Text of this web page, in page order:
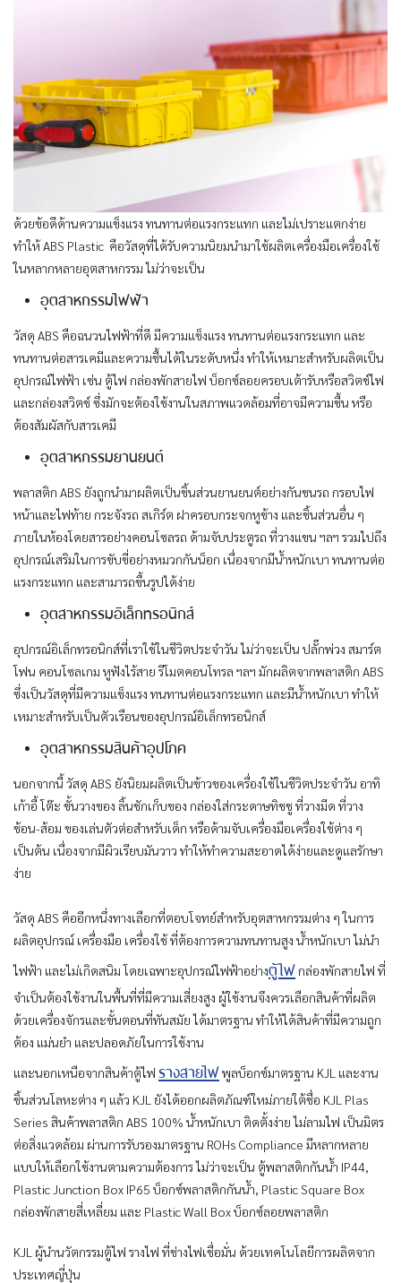
ด้วยข้อดีด้านความแข็งแรง ทนทานต่อแรงกระแทก และไม่เปราะแตกง่าย
ทำให้ ABS Plastic คือวัสดุที่ได้รับความนิยมนำมาใช้ผลิตเครื่องมือเครื่องใช้
ในหลากหลายอุตสาหกรรม ไม่ว่าจะเป็น
อุตสาหกรรมไฟฟ้า
วัสดุ ABS คือฉนวนไฟฟ้าที่ดี มีความแข็งแรง ทนทานต่อแรงกระแทก และ
ทนทานต่อสารเคมีและความชื้นได้ในระดับหนึ่ง ทำให้เหมาะสำหรับผลิตเป็น
อุปกรณ์ไฟฟ้า เช่น ตู้ไฟ กล่องพักสายไฟ บ็อกซ์ลอยครอบเต้ารับหรือสวิตช์ไฟ
และกล่องสวิตช์ ซึ่งมักจะต้องใช้งานในสภาพแวดล้อมที่อาจมีความชื้น หรือ
ต้องสัมผัสกับสารเคมี
อุตสาหกรรมยานยนต์
พลาสติก ABS ยังถูกนำมาผลิตเป็นชิ้นส่วนยานยนต์อย่างกันชนรถ กรอบไฟ
หน้าและไฟท้าย กระจังรถ สเกิร์ต ฝาครอบกระจกหูช้าง และชิ้นส่วนอื่น ๆ
ภายในห้องโดยสารอย่างคอนโซลรถ ด้ามจับประตูรถ ที่วางแขน ฯลฯ รวมไปถึง
อุปกรณ์เสริมในการขับขี่อย่างหมวกกันน็อก เนื่องจากมีน้ำหนักเบา ทนทานต่อ
แรงกระแทก และสามารถขึ้นรูปได้ง่าย
อุตสาหกรรมอิเล็กทรอนิกส์
อุปกรณ์อิเล็กทรอนิกส์ที่เราใช้ในชีวิตประจำวัน ไม่ว่าจะเป็น ปลั๊กพ่วง สมาร์ต
โฟน คอนโซลเกม หูฟังไร้สาย รีโมตคอนโทรล ฯลฯ มักผลิตจากพลาสติก ABS
ซึ่งเป็นวัสดุที่มีความแข็งแรง ทนทานต่อแรงกระแทก และมีน้ำหนักเบา ทำให้
เหมาะสำหรับเป็นตัวเรือนของอุปกรณ์อิเล็กทรอนิกส์
อุตสาหกรรมสินค้าอุปโภค
นอกจากนี้ วัสดุ ABS ยังนิยมผลิตเป็นข้าวของเครื่องใช้ในชีวิตประจำวัน อาทิ
เก้าอี้ โต๊ะ ชั้นวางของ ลิ้นชักเก็บของ กล่องใส่กระดาษทิชชู ที่วางมีด ที่วาง
ช้อน-ส้อม ของเล่นตัวต่อสำหรับเด็ก หรือด้ามจับเครื่องมือเครื่องใช้ต่าง ๆ
เป็นต้น เนื่องจากมีผิวเรียบมันวาว ทำให้ทำความสะอาดได้ง่ายและดูแลรักษา
ง่าย
วัสดุ ABS คืออีกหนึ่งทางเลือกที่ตอบโจทย์สำหรับอุตสาหกรรมต่าง ๆ ในการ
ผลิตอุปกรณ์ เครื่องมือ เครื่องใช้ ที่ต้องการความทนทานสูง น้ำหนักเบา ไม่นำ
ไฟฟ้า และไม่เกิดสนิม โดยเฉพาะอุปกรณ์ไฟฟ้าอย่างตู้ไฟกล่องพักสายไฟ ที่
จำเป็นต้องใช้งานในพื้นที่ที่มีความเสี่ยงสูง ผู้ใช้งานจึงควรเลือกสินค้าที่ผลิต
ด้วยเครื่องจักรและขั้นตอนที่ทันสมัย ได้มาตรฐาน ทำให้ได้สินค้าที่มีความถูก
ต้อง แม่นยำ และปลอดภัยในการใช้งาน
และนอกเหนือจากสินค้าตู้ไฟ รางสายไฟพูลบ็อกซ์มาตรฐาน KJL และงาน
ชิ้นส่วนโลหะต่าง ๆ แล้ว KJL ยังได้ออกผลิตภัณฑ์ใหม่ภายใต้ชื่อ KJL Plas
Series สินค้าพลาสติก ABS 100% น้ำหนักเบา ติดตั้งง่าย ไม่ลามไฟ เป็นมิตร
ต่อสิ่งแวดล้อม ผ่านการรับรองมาตรฐาน ROHs Compliance มีหลากหลาย
แบบให้เลือกใช้งานตามความต้องการ ไม่ว่าจะเป็น ตู้พลาสติกกันน้ำ IP44,
Plastic Junction Box IP65 บ็อกซ์พลาสติกกันน้ำ, Plastic Square Box
กล่องพักสายสี่เหลี่ยม และ Plastic Wall Box บ็อกซ์ลอยพลาสติก
KJL ผู้นำนวัตกรรมตู้ไฟ รางไฟ ที่ช่างไฟเชื่อมั่น ด้วยเทคโนโลยีการผลิตจาก
ประเทศญี่ปุ่น